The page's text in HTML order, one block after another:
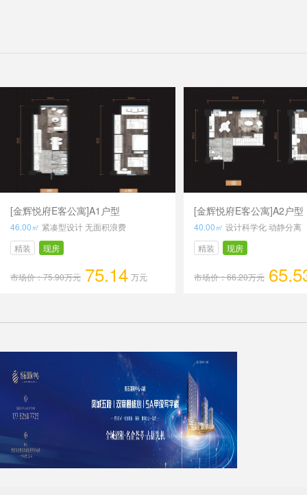
[金辉悦府E客公寓]A1户型
46.00㎡ 紧凑型设计 无面积浪费
精装
现房
市场价：75.90万元 75.14 万元
[金辉悦府E客公寓]A2户型
40.00㎡ 设计科学化 动静分离
精装
现房
市场价：66.20万元